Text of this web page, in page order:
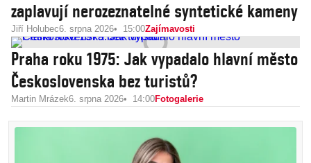
zaplavují nerozeznatelné syntetické kameny
Jiří Holubec6. srpna 2026 15:00Zajímavosti
Praha roku 1975: Jak vypadalo hlavní město
Československa bez turistů?
Martin Mrázek6. srpna 2026 14:00Fotogalerie